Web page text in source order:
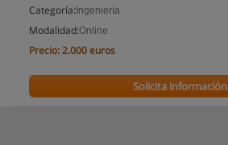
Categoría: Ingeniería
Modalidad:Online
Precio:2.000 euros
Solicita información